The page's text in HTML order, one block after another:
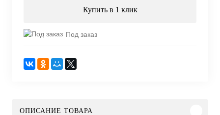
Купить в 1 клик
Под заказ
ОПИСАНИЕ ТОВАРА